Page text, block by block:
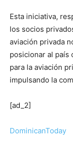
Esta iniciativa,
los socios
aviación privada
posicionar al país
para la aviación
impulsando la
[ad_2]
DominicanToday